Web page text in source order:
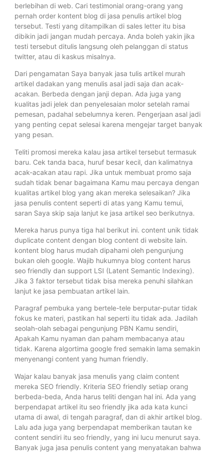
berlebihan di web. Cari testimonial orang-orang yang
pernah order kontent blog di jasa penulis artikel blog
tersebut. Testi yang ditampilkan di sales letter itu bisa
dibikin jadi jangan mudah percaya. Anda boleh yakin jika
testi tersebut ditulis langsung oleh pelanggan di status
twitter, atau di kaskus misalnya.
Dari pengamatan Saya banyak jasa tulis artikel murah
artikel dadakan yang menulis asal jadi saja dan acak-
acakan. Berbeda dengan janji depan. Ada juga yang
kualitas jadi jelek dan penyelesaian molor setelah ramai
pemesan, padahal sebelumnya keren. Pengerjaan asal jadi
yang penting cepat selesai karena mengejar target banyak
yang pesan.
Teliti promosi mereka kalau jasa artikel tersebut termasuk
baru. Cek tanda baca, huruf besar kecil, dan kalimatnya
acak-acakan atau rapi. Jika untuk membuat promo saja
sudah tidak benar bagaimana Kamu mau percaya dengan
kualitas artikel blog yang akan mereka selesaikan? Jika
jasa penulis content seperti di atas yang Kamu temui,
saran Saya skip saja lanjut ke jasa artikel seo berikutnya.
Mereka harus punya tiga hal berikut ini. content unik tidak
duplicate content dengan blog content di website lain.
kontent blog harus mudah dipahami oleh pengunjung
bukan oleh google. Wajib hukumnya blog content harus
seo friendly dan support LSI (Latent Semantic Indexing).
Jika 3 faktor tersebut tidak bisa mereka penuhi silahkan
lanjut ke jasa pembuatan artikel lain.
Paragraf pembuka yang bertele-tele berputar-putar tidak
fokus ke materi, pastikan hal seperti itu tidak ada. Jadilah
seolah-olah sebagai pengunjung PBN Kamu sendiri,
Apakah Kamu nyaman dan paham membacanya atau
tidak. Karena algortima google fred semakin lama semakin
menyenangi content yang human friendly.
Wajar kalau banyak jasa menulis yang claim content
mereka SEO friendly. Kriteria SEO friendly setiap orang
berbeda-beda, Anda harus teliti dengan hal ini. Ada yang
berpendapat artikel itu seo friendly jika ada kata kunci
utama di awal, di tengah paragraf, dan di akhir artikel blog.
Lalu ada juga yang berpendapat memberikan tautan ke
content sendiri itu seo friendly, yang ini lucu menurut saya.
Banyak juga jasa penulis content yang menyatakan bahwa